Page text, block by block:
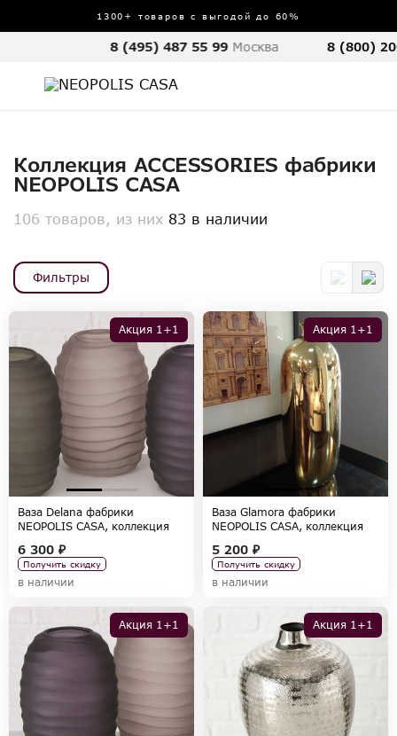
1300+ товаров с выгодой до 60%
8 (495) 487 55 99 Москва 8 (800)
Коллекция ACCESSORIES фабрики
NEOPOLIS CASA
106 товаров, из них 83 в наличии
Фильтры
Акция 1+1
Ваза Delana фабрики
NEOPOLIS CASA, коллекция
6 300 ₽
Получить скидку
в наличии
Акция 1+1
Ваза Glamora фабрики
NEOPOLIS CASA, коллекция
5 200 ₽
Получить скидку
в наличии
Акция 1+1 Акция 1+1